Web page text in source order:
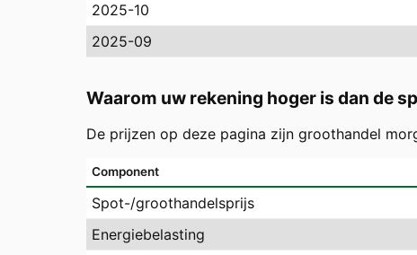
2025-10
2025-09
Waarom uw rekening hoger is dan de
De prijzen op deze pagina zijn groothandel
Component
Spot-/groothandelsprijs
Energiebelasting